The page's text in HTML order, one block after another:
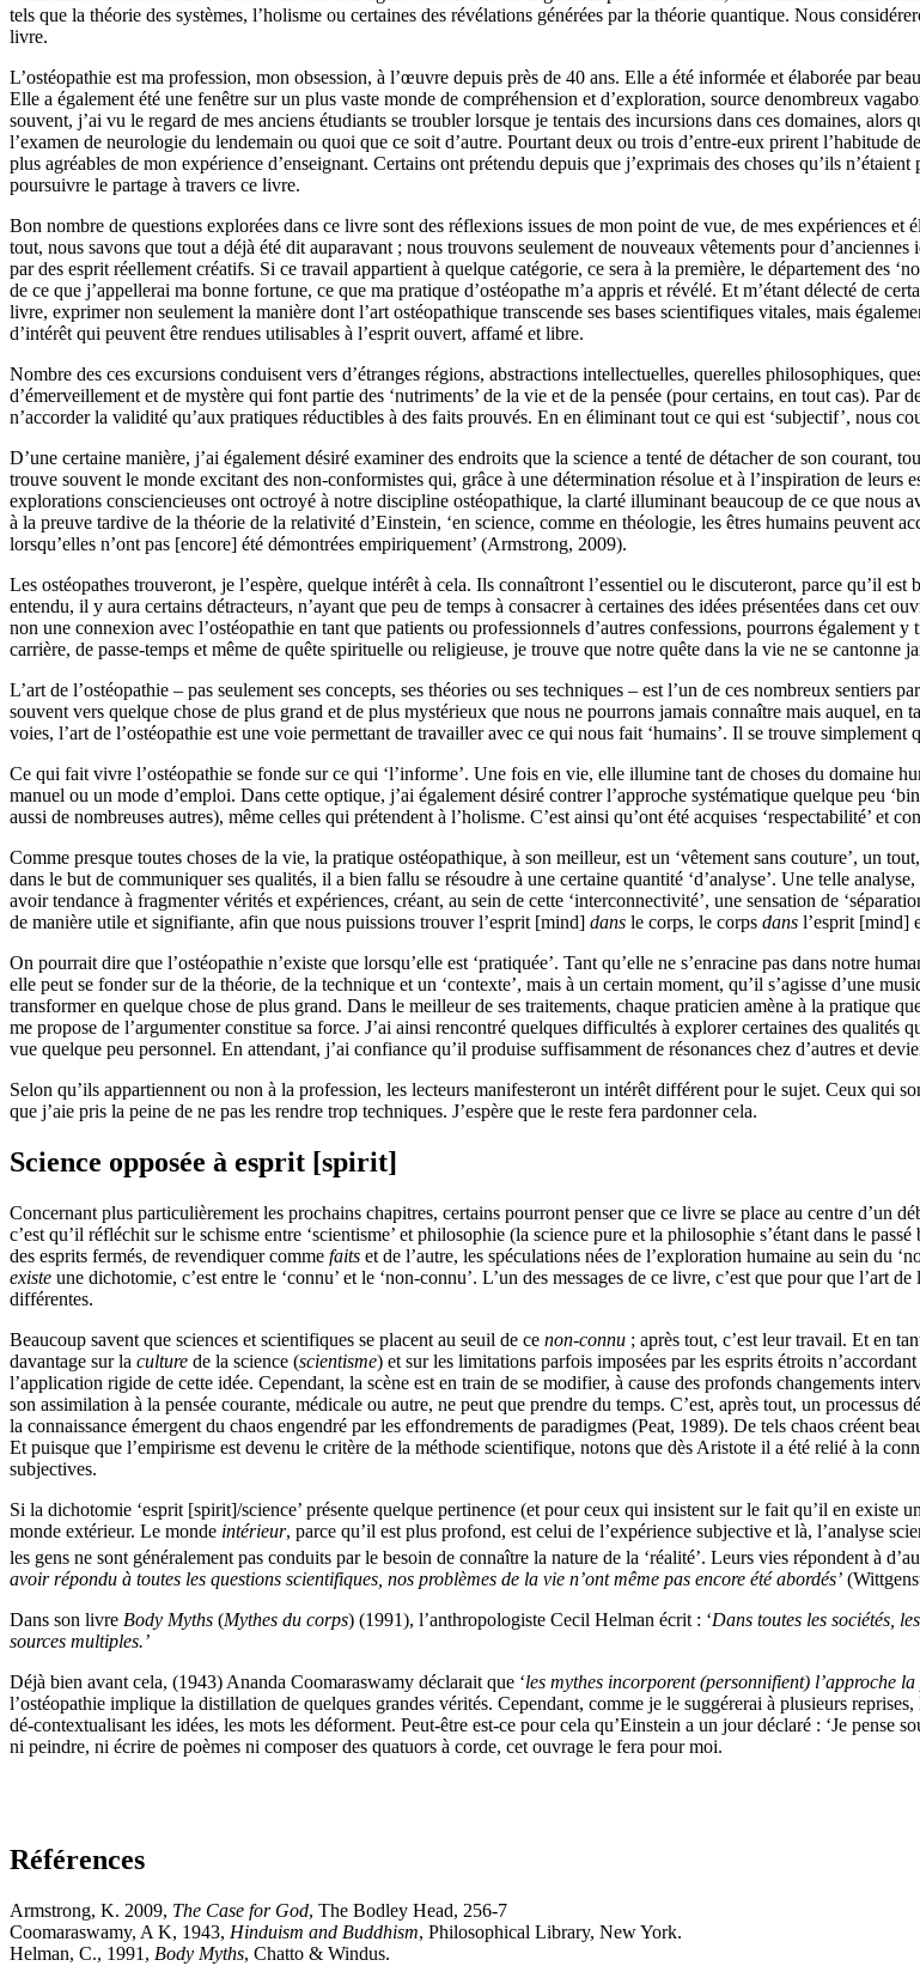
tels que la théorie des systèmes, l’holisme ou certaines des révélations générées par la théorie quantique. Nous
livre.
L’ostéopathie est ma profession, mon obsession, à l’œuvre depuis près de 40 ans. Elle a été informée et élaborée par
Elle a également été une fenêtre sur un plus vaste monde de compréhension et d’exploration, source denombreux
souvent, j’ai vu le regard de mes anciens étudiants se troublerlorsque je tentais des incursions dans ces domaines, alors
l’examen de neurologie du lendemain ou quoi que ce soit d’autre. Pourtant deux ou trois d’entre-eux prirent l’habitude
plus agréables de mon expérience d’enseignant. Certains ont prétendu depuis que j’exprimais des choses qu’ils
poursuivre le partage à travers ce livre.
Bon nombre de questions explorées dans ce livre sont des réflexions issues de mon point de vue, de mes expériences et
tout, nous savons que tout a déjà été dit auparavant ; nous trouvons seulement de nouveaux vêtements pour d’anciennes
par des esprit réellement créatifs. Si ce travail appartient à quelque catégorie, ce sera à la première, le département des
de ce que j’appellerai ma bonne fortune, ce que ma pratique d’ostéopathe m’a appris et révélé. Et m’étant délecté de
livre, exprimer non seulement la manière dont l’art ostéopathique transcende ses bases scientifiques vitales, mais
d’intérêt qui peuvent être rendues utilisables à l’esprit ouvert, affamé et libre.
Nombre des ces excursions conduisent vers d’étranges régions, abstractions intellectuelles, querelles philosophiques,
d’émerveillement et de mystère qui font partie des ‘nutriments’ de la vie et de la pensée (pour certains, en tout cas).
n’accorder la validité qu’aux pratiques réductibles à des faits prouvés. En en éliminant tout ce qui est ‘subjectif’, nous
D’une certaine manière, j’ai également désiré examiner des endroits que la science a tenté de détacherde son courant,
trouve souvent le monde excitant des non-conformistes qui, grâce à une détermination résolue et à l’inspiration de leurs
explorations consciencieuses ont octroyé à notre discipline ostéopathique, la clarté illuminant beaucoup de ce que nous
à la preuve tardive de la théorie de la relativité d’Einstein, ‘en science, comme en théologie, les êtres humains peuvent
lorsqu’elles n’ont pas [encore] été démontrées empiriquement’ (Armstrong, 2009).
Les ostéopathes trouveront, je l’espère, quelque intérêt à cela. Ils connaîtront l’essentiel ou le discuteront, parce qu’il est
entendu, il y aura certains détracteurs, n’ayant que peu de temps à consacrer à certaines des idées présentées dans cet
non une connexion avec l’ostéopathie en tant que patients ou professionnels d’autres confessions, pourrons également y
carrière, de passe-temps et même de quête spirituelle ou religieuse, je trouve que notre quête dans la vie ne se cantonne
L’art de l’ostéopathie – pas seulement ses concepts, ses théories ou ses techniques – est l’un de ces nombreux sentiers
souvent vers quelque chose de plus grand et de plus mystérieux que nous ne pourrons jamais connaître mais auquel, en
voies, l’art de l’ostéopathie est une voie permettant de travailler avec ce qui nous fait ‘humains’. Il se trouve simplement
Ce qui fait vivre l’ostéopathie se fonde sur ce qui ‘l’informe’. Une fois en vie, elle illumine tant de choses du domaine
manuel ou un mode d’emploi. Dans cette optique, j’ai également désiré contrer l’approche systématique quelque peu
aussi de nombreuses autres), même celles qui prétendent à l’holisme. C’est ainsi qu’ont été acquises ‘respectabilité’ et
Comme presque toutes choses de la vie, la pratique ostéopathique, à son meilleur, est un ‘vêtement sans couture’, un
dans le but de communiquer ses qualités, il a bien fallu se résoudre à une certaine quantité ‘d’analyse’. Une telle analyse,
avoir tendance à fragmenter vérités et expériences, créant, au sein de cette ‘interconnectivité’, une sensation de
de manière utile et signifiante, afin que nous puissions trouver l’esprit [mind] dans le corps, le corps dans l’esprit [mind]
On pourrait dire que l’ostéopathie n’existe que lorsqu’elle est ‘pratiquée’. Tant qu’elle ne s’enracine pas dans notre
elle peut se fonder sur de la théorie, de la technique et un ‘contexte’, mais à un certain moment, qu’il s’agisse d’une
transformeren quelque chose de plus grand. Dans le meilleur de ses traitements, chaque praticien amène à la pratique
me propose de l’argumenter constitue sa force. J’ai ainsi rencontré quelques difficultés à explorer certaines des qualités
vue quelque peu personnel. En attendant, j’ai confiance qu’il produise suffisamment de résonances chez d’autres et
Selon qu’ils appartiennent ou non à la profession, les lecteurs manifesteront un intérêt différent pour le sujet. Ceux qui
que j’aie pris la peine de ne pas les rendre trop techniques. J’espère que le reste fera pardonner cela.
Science opposée à esprit [spirit]
Concernant plus particulièrement les prochains chapitres, certains pourront penser que ce livre se place au centre d’un
c’est qu’il réfléchit sur le schisme entre ‘scientisme’ et philosophie (la science pure et la philosophie s’étant dans le passé
des esprits fermés, de revendiquer comme faits et de l’autre, les spéculations nées de l’exploration humaine au sein du
existe une dichotomie, c’est entre le ‘connu’ et le ‘non-connu’. L’un des messages de ce livre, c’est que pour que l’art
différentes.
Beaucoup savent que sciences et scientifiques se placent au seuil de ce non-connu ; après tout, c’est leur travail. Et en
davantage surla culture de la science (scientisme) et surles limitations parfois imposées par les esprits étroits
l’application rigide de cette idée. Cependant, la scène est en train de se modifier, à cause des profonds changements
son assimilation à la pensée courante, médicale ou autre, ne peut que prendre du temps. C’est, après tout, un
la connaissance émergent du chaos engendré par les effondrements de paradigmes (Peat, 1989). De tels chaos créent
Et puisque que l’empirisme est devenu le critère de la méthode scientifique, notons que dès Aristote il a été relié à la
subjectives.
Si la dichotomie ‘esprit [spirit]/science’ présente quelque pertinence (et pour ceux qui insistent sur le fait qu’il en existe
monde extérieur. Le monde intérieur, parce qu’il est plus profond, est celui de l’expérience subjective et là, l’analyse
les gens ne sont généralement pas conduits par le besoin de connaître la nature de la ‘réalité’. Leurs vies répondent à
avoirrépondu à toutes les questions scientifiques, nos problèmes de la vie n’ont même pas encore été abordés’
Dans son livre Body Myths (Mythes du corps) (1991), l’anthropologiste Cecil Helman écrit : ‘Dans toutes les sociétés,
sources multiples.’
Déjà bien avant cela, (1943) Ananda Coomaraswamy déclarait que ‘les mythes incorporent (personnifient) l’approche
l’ostéopathie implique la distillation de quelques grandes vérités. Cependant, comme je le suggérerai à plusieurs
dé-contextualisant les idées, les mots les déforment. Peut-être est-ce pour cela qu’Einstein a un jour déclaré : ‘Je pense
ni peindre, ni écrire de poèmes ni composer des quatuors à corde, cet ouvrage le fera pour moi.
Références
Armstrong, K. 2009, The Case for God, The Bodley Head, 256-7
Coomaraswamy, A K, 1943, Hinduism and Buddhism, Philosophical Library, New York.
Helman, C., 1991, Body Myths, Chatto & Windus.